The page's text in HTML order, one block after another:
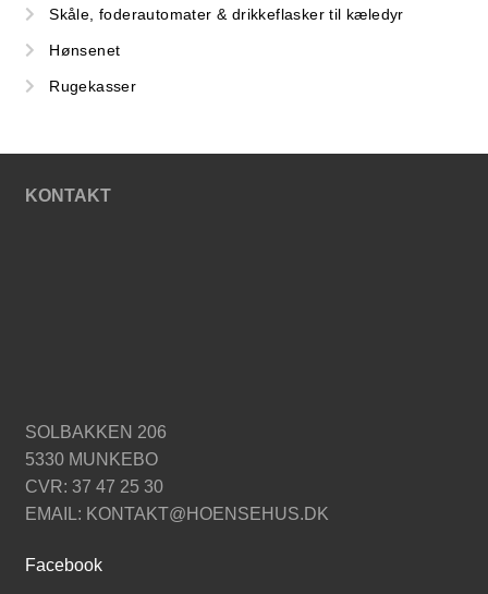
Skåle, foderautomater & drikkeflasker til kæledyr
Hønsenet
Rugekasser
KONTAKT
SOLBAKKEN 206
5330 MUNKEBO
CVR: 37 47 25 30
EMAIL: KONTAKT@HOENSEHUS.DK
Facebook